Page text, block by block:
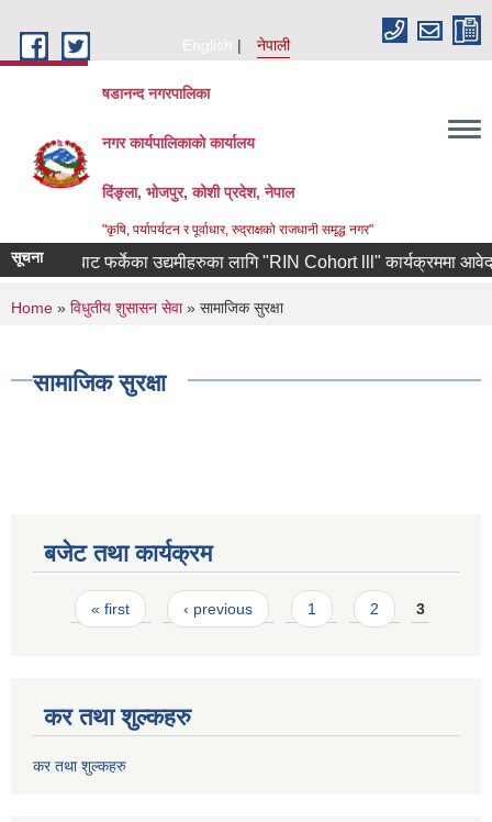
English
नेपाली
षडानन्द नगरपालिका
नगर कार्यपालिकाको कार्यालय
दिंङ्ला, भोजपुर, कोशी प्रदेश, नेपाल
"कृषि, पर्यापर्यटन र पूर्वाधार, रुद्राक्षको राजधानी समृद्ध नगर"
सूचना
कोरियाबाट फर्केका उद्यमीहरुका लागि "RIN Cohort lll" कार्यक्रममा आवेदन
You are here
Home » विधुतीय शुसासन सेवा» सामाजिक सुरक्षा
सामाजिक सुरक्षा
बजेट तथा कार्यक्रम
Pages
« first ‹ previous 1 2 3
कर तथा शुल्कहरु
कर तथा शुल्कहरु